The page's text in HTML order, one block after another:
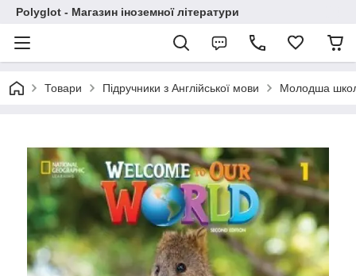
Polyglot - Магазин іноземної літератури
Товари Підручники з Англійської мови Молодша